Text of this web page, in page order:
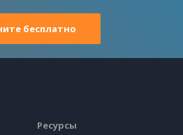
бесплатно
Ресурсы